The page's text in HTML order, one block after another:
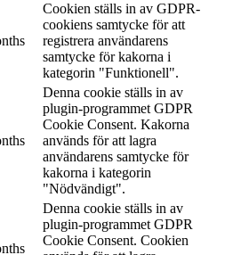
Cookien ställs in av GDPR-
cookiens samtycke för att
registrera användarens
samtycke för kakorna i
kategorin "Funktionell".
Denna cookie ställs in av
plugin-programmet GDPR
Cookie Consent. Kakorna
används för att lagra
användarens samtycke för
kakorna i kategorin
"Nödvändigt".
Denna cookie ställs in av
plugin-programmet GDPR
Cookie Consent. Cookien